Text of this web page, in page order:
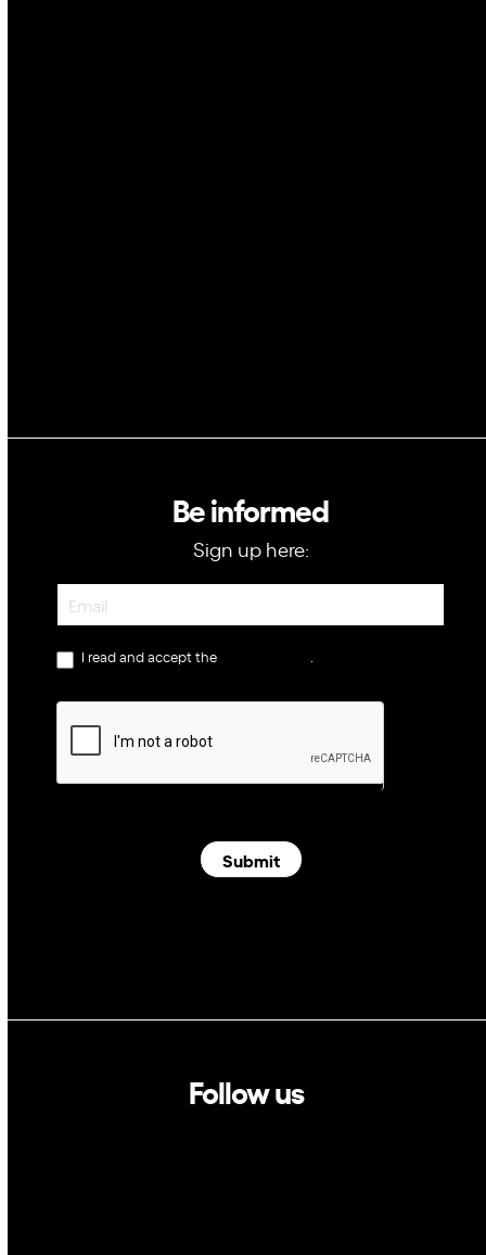
Be informed
Sign up here:
Newsletter
I read and accept the
Submit
Follow us